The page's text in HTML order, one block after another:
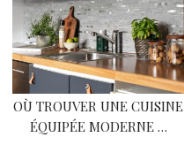
OÙ TROUVER UNE CUISINE
ÉQUIPÉE MODERNE …